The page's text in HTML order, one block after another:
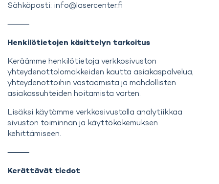
Sähköposti: info@lasercenter.fi
⸻
Henkilötietojen käsittelyn tarkoitus
Keräämme henkilötietoja verkkosivuston
yhteydenottolomakkeiden kautta asiakaspalvelua,
yhteydenottoihin vastaamista ja mahdollisten
asiakassuhteiden hoitamista varten.
Lisäksi käytämme verkkosivustolla analytiikkaa
sivuston toiminnan ja käyttökokemuksen
kehittämiseen.
⸻
Kerättävät tiedot